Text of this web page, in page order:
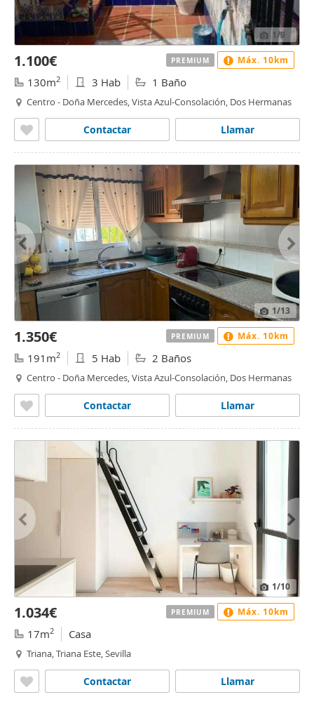
1/9
1.100€
130m2 3 Hab 1 Baño
Centro - Doña Mercedes, Vista Azul-Consolación, Dos Hermanas
Llamar
Contactar
PREMIUM Máx. 10km
1/13
1.350€
191m2 5 Hab 2 Baños
Centro - Doña Mercedes, Vista Azul-Consolación, Dos Hermanas
Llamar
Contactar
PREMIUM Máx. 10km
1/10
1.034€
17m2 Casa
Triana, Triana Este, Sevilla
Llamar
Contactar
PREMIUM Máx. 10km